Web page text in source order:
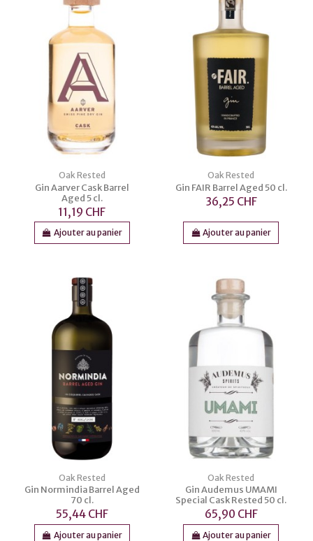
Oak Rested
Gin Aarver Cask Barrel
Aged 5 cl.
11,19 CHF
Ajouter au panier
Oak Rested
Gin FAIR Barrel Aged 50 cl.
36,25 CHF
Ajouter au panier
Oak Rested
Gin Normindia Barrel Aged
70 cl.
55,44 CHF
Ajouter au panier
Oak Rested
Gin Audemus UMAMI
Special Cask Rested 50 cl.
65,90 CHF
Ajouter au panier